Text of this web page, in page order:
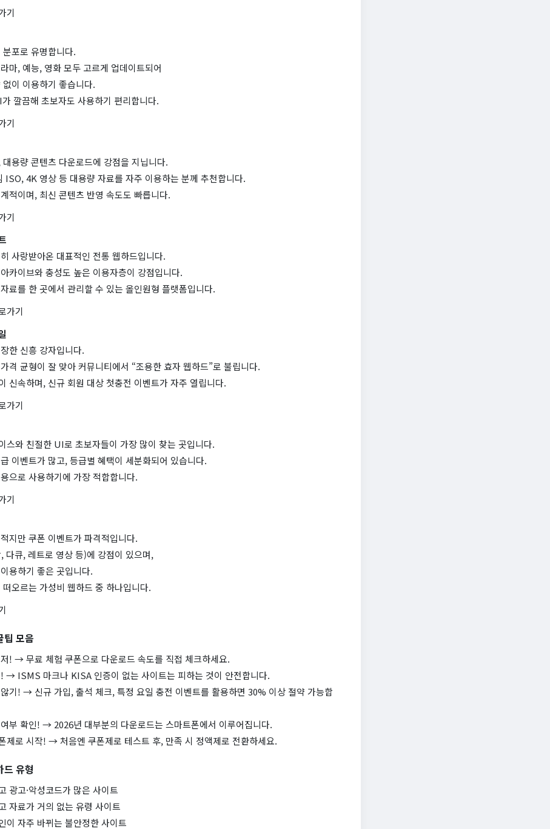
기
포로 유명합니다.
마, 예능, 영화 모두 고르게 업데이트되어
이 이용하기 좋습니다.
깔끔해 초보자도 사용하기 편리합니다.
기
용량 콘텐츠 다운로드에 강점을 지닙니다.
ISO, 4K 영상 등 대용량 자료를 자주 이용하는 분께 추천합니다.
적이며, 최신 콘텐츠 반영 속도도 빠릅니다.
기
사랑받아온 대표적인 전통 웹하드입니다.
카이브와 충성도 높은 이용자층이 강점입니다.
료를 한 곳에서 관리할 수 있는 올인원형 플랫폼입니다.
가기
한 신흥 강자입니다.
격 균형이 잘 맞아 커뮤니티에서 “조용한 효자 웹하드”로 불립니다.
신속하며, 신규 회원 대상 첫충전 이벤트가 자주 열립니다.
가기
스와 친절한 UI로 초보자들이 가장 많이 찾는 곳입니다.
이벤트가 많고, 등급별 혜택이 세분화되어 있습니다.
으로 사용하기에 가장 적합합니다.
기
지만 쿠폰 이벤트가 파격적입니다.
다큐, 레트로 영상 등)에 강점이 있으며,
용하기 좋은 곳입니다.
오르는 가성비 웹하드 중 하나입니다.
팁 모음
! → 무료 체험 쿠폰으로 다운로드 속도를 직접 체크하세요.
→ ISMS 마크나 KISA 인증이 없는 사이트는 피하는 것이 안전합니다.
기! → 신규 가입, 출석 체크, 특정 요일 충전 이벤트를 활용하면 30% 이상 절약 가능합
부 확인! → 2026년 대부분의 다운로드는 스마트폰에서 이루어집니다.
제로 시작! → 처음엔 쿠폰제로 테스트 후, 만족 시 정액제로 전환하세요.
드 유형
광고·악성코드가 많은 사이트
자료가 거의 없는 유령 사이트
이 자주 바뀌는 불안정한 사이트